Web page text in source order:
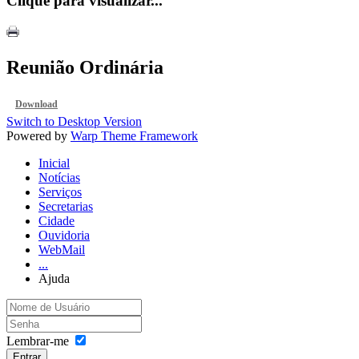
Reunião Ordinária
Download
Switch to Desktop Version
Powered by Warp Theme Framework
Inicial
Notícias
Serviços
Secretarias
Cidade
Ouvidoria
WebMail
...
Ajuda
Lembrar-me